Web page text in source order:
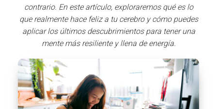
contrario. En este artículo, exploraremos qué es lo
que realmente hace feliz a tu cerebro y cómo puedes
aplicar los últimos descubrimientos para tener una
mente más resiliente y llena de energía.